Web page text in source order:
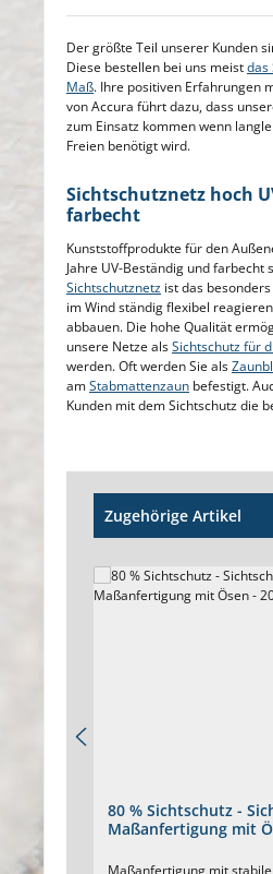
Der größte Teil unserer Kunden
Diese bestellen bei uns meistdas
Maß. Ihre positiven Erfahrungen
von Accura führt dazu, dass
zum Einsatz kommen wenn
Freien benötigt wird.
Sichtschutznetz hoch
farbecht
Kunststoffprodukte für den
Jahre UV-Beständig und farbecht
Sichtschutznetz ist das
im Wind ständig flexibel
abbauen. Die hohe Qualität
unsere Netze alsSichtschutz für
werden. Oft werden Sie als
amStabmattenzaun befestigt.
Kunden mit dem Sichtschutz die
Zugehörige Artikel
80 % Sichtschutz -
Maßanfertigung mit
Maßanfertigung mit